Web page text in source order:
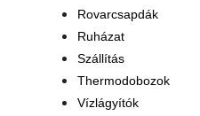
Rovarcsapdák
Ruházat
Szállítás
Thermodobozok
Vízlágyítók